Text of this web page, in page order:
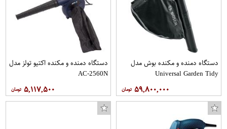
دستگاه دمنده و مکنده بوش مدل
Universal Garden Tidy
۵۹,۸۰۰,۰۰۰
دستگاه دمنده و مکنده اکتیو تولز مدل
AC-2560N
۵,۱۱۷,۵۰۰